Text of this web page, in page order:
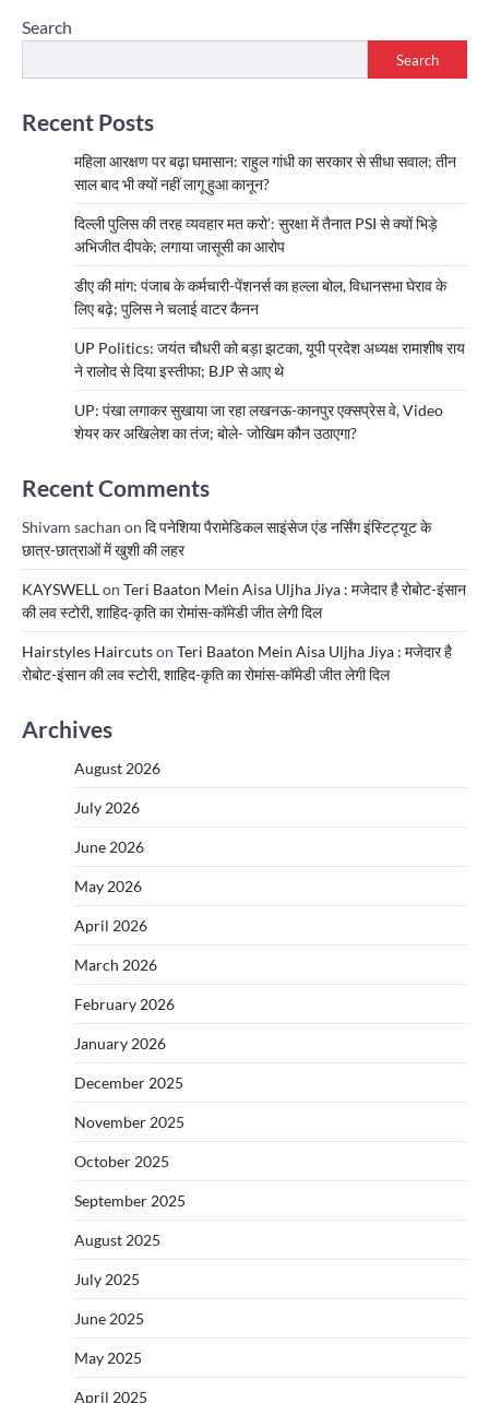
Search
Search
Recent Posts
महिला आरक्षण पर बढ़ा घमासान: राहुल गांधी का सरकार से सीधा सवाल; तीन
साल बाद भी क्यों नहीं लागू हुआ कानून?
दिल्ली पुलिस की तरह व्यवहार मत करो’: सुरक्षा में तैनात PSI से क्यों भिड़े
अभिजीत दीपके; लगाया जासूसी का आरोप
डीए की मांग: पंजाब के कर्मचारी-पेंशनर्स का हल्ला बोल, विधानसभा घेराव के
लिए बढ़े; पुलिस ने चलाई वाटर कैनन
UP Politics: जयंत चौधरी को बड़ा झटका, यूपी प्रदेश अध्यक्ष रामाशीष राय
ने रालोद से दिया इस्तीफा; BJP से आए थे
UP: पंखा लगाकर सुखाया जा रहा लखनऊ-कानपुर एक्सप्रेस वे, Video
शेयर कर अखिलेश का तंज; बोले- जोखिम कौन उठाएगा?
Recent Comments
Shivam sachan on दि पनेशिया पैरामेडिकल साइंसेज एंड नर्सिंग इंस्टिट्यूट के
छात्र-छात्राओं में खुशी की लहर
KAYSWELLon Teri Baaton Mein Aisa Uljha Jiya : मजेदार है रोबोट-इंसान
की लव स्टोरी, शाहिद-कृति का रोमांस-कॉमेडी जीत लेगी दिल
Hairstyles Haircutson Teri Baaton Mein Aisa Uljha Jiya : मजेदार है
रोबोट-इंसान की लव स्टोरी, शाहिद-कृति का रोमांस-कॉमेडी जीत लेगी दिल
Archives
August 2026
July 2026
June 2026
May 2026
April 2026
March 2026
February 2026
January 2026
December 2025
November 2025
October 2025
September 2025
August 2025
July 2025
June 2025
May 2025
April 2025